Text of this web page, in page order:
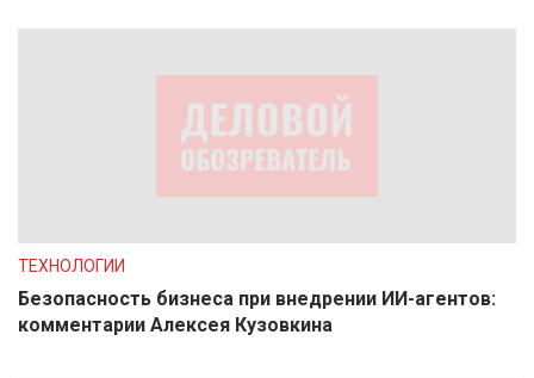
ТЕХНОЛОГИИ
Безопасность бизнеса при внедрении ИИ-агентов:
комментарии Алексея Кузовкина